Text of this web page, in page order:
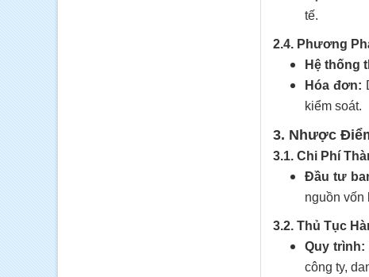
tế.
2.4. Phương
Hệ thống
Hóa đơn:
kiểm soát.
3. Nhược
3.1. Chi Phí
Đầu tư
nguồn
3.2. Thủ Tục
Quy trình:
công ty,